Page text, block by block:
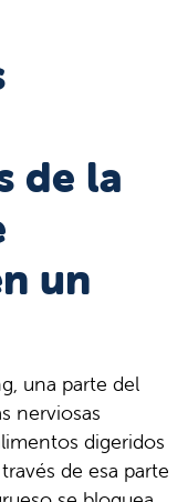
de la
un
una parte del
nerviosas
digeridos
de esa parte